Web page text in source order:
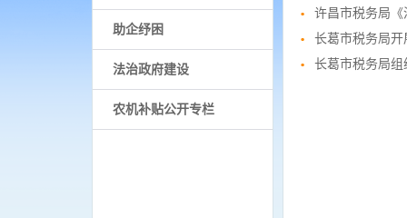
助企纾困
法治政府建设
农机补贴公开专栏
许昌市税务局
长葛市税务局开
长葛市税务局